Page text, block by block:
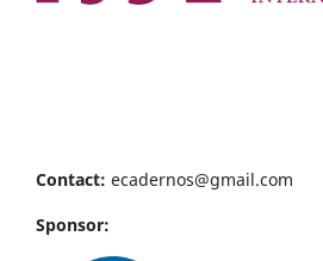
Contact: ecadernos@gmail.com
Sponsor: